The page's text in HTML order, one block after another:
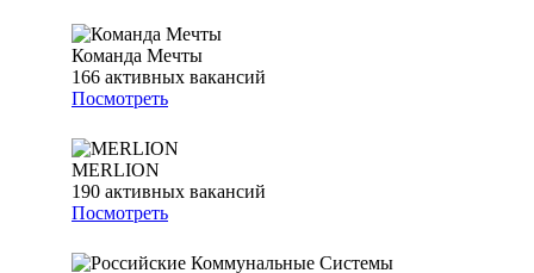
Команда Мечты
166 активных вакансий
Посмотреть
MERLION
190 активных вакансий
Посмотреть